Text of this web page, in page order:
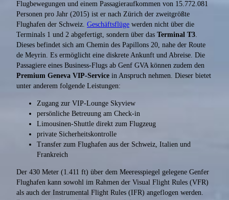
Flugbewegungen und einem Passagieraufkommen von 15.772.081
Personen pro Jahr (2015) ist er nach Zürich der zweitgrößte
Flughafen der Schweiz. Geschäftsflüge werden nicht über die
Terminals 1 und 2 abgefertigt, sondern über das Terminal T3.
Dieses befindet sich am Chemin des Papillons 20, nahe der Route
de Meyrin. Es ermöglicht eine diskrete Ankunft und Abreise. Die
Passagiere eines Business-Flugs ab Genf GVA können zudem den
Premium Geneva VIP-Service in Anspruch nehmen. Dieser bietet
unter anderem folgende Leistungen:
Zugang zur VIP-Lounge Skyview
persönliche Betreuung am Check-in
Limousinen-Shuttle direkt zum Flugzeug
private Sicherheitskontrolle
Transfer zum Flughafen aus der Schweiz, Italien und
Frankreich
Der 430 Meter (1.411 ft) über dem Meeresspiegel gelegene Genfer
Flughafen kann sowohl im Rahmen der Visual Flight Rules (VFR)
als auch der Instrumental Flight Rules (IFR) angeflogen werden.